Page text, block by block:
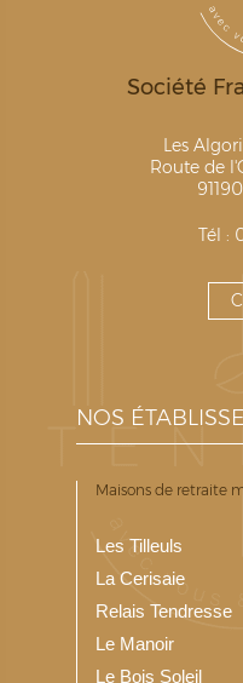
Société
Les
Route de
Tél :
NOS
Maisons de retraite
Les Tilleuls
La Cerisaie
Relais Tendresse
Le Manoir
Le Bois Soleil